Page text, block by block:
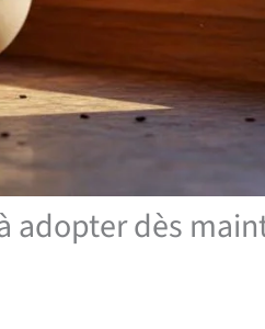
adopter dès